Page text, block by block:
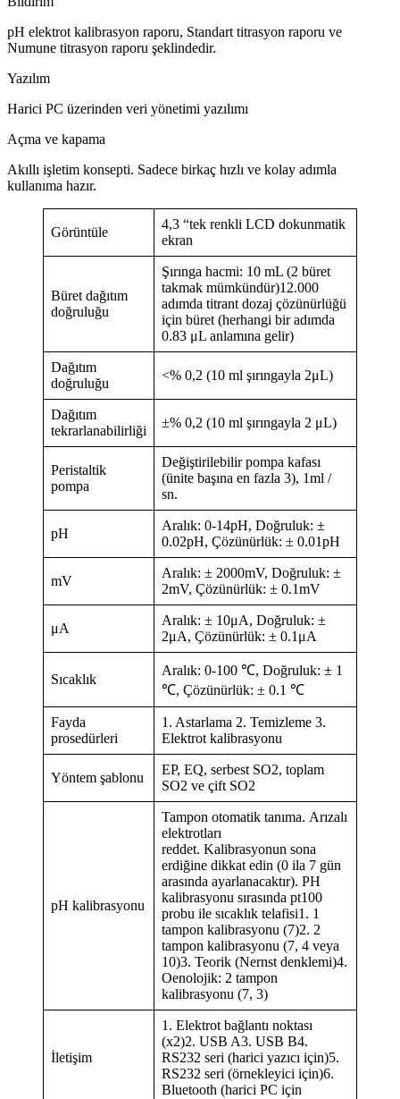
pH elektrot kalibrasyon raporu, Standart titrasyon raporu ve
Numune titrasyon raporu şeklindedir.
Yazılım
Harici PC üzerinden veri yönetimi yazılımı
Açma ve kapama
Akıllı işletim konsepti. Sadece birkaç hızlı ve kolay adımla
kullanıma hazır.
Görüntüle
4,3 “tek renkli LCD dokunmatik
ekran
Büret dağıtım
doğruluğu
Şırınga hacmi: 10 mL (2 büret
takmak mümkündür)12.000
adımda titrant dozaj çözünürlüğü
için büret (herhangi bir adımda
0.83 μL anlamına gelir)
Dağıtım
doğruluğu
<% 0,2 (10 ml şırıngayla 2μL)
Dağıtım
tekrarlanabilirliği
±% 0,2 (10 ml şırıngayla 2 μL)
Peristaltik
pompa
Değiştirilebilir pompa kafası
(ünite başına en fazla 3), 1ml /
sn.
pH
Aralık: 0-14pH, Doğruluk: ±
0.02pH, Çözünürlük: ± 0.01pH
mV
Aralık: ± 2000mV, Doğruluk: ±
2mV, Çözünürlük: ± 0.1mV
μA
Aralık: ± 10μA, Doğruluk: ±
2μA, Çözünürlük: ± 0.1μA
Sıcaklık
Aralık: 0-100 ℃, Doğruluk: ± 1
℃, Çözünürlük: ± 0.1 ℃
Fayda
prosedürleri
1. Astarlama 2. Temizleme 3.
Elektrot kalibrasyonu
Yöntem şablonu
EP, EQ, serbest SO2, toplam
SO2 ve çift SO2
pH kalibrasyonu
Tampon otomatik tanıma. Arızalı
elektrotları
reddet. Kalibrasyonun sona
erdiğine dikkat edin (0 ila 7 gün
arasında ayarlanacaktır). PH
kalibrasyonu sırasında pt100
probu ile sıcaklık telafisi1. 1
tampon kalibrasyonu (7)2. 2
tampon kalibrasyonu (7, 4 veya
10)3. Teorik (Nernst denklemi)4.
Oenolojik: 2 tampon
kalibrasyonu (7, 3)
İletişim
1. Elektrot bağlantı noktası
(x2)2. USB A3. USB B4.
RS232 seri (harici yazıcı için)5.
RS232 seri (örnekleyici için)6.
Bluetooth (harici PC için